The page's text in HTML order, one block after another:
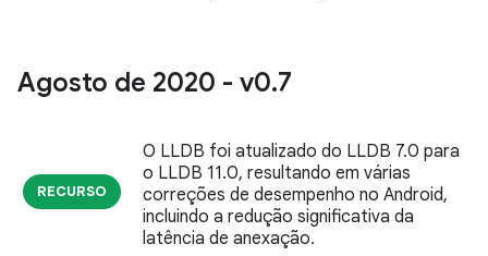
Agosto de 2020 - v0.7
RECURSO
O LLDB foi atualizado do LLDB 7.0 para
o LLDB 11.0, resultando em várias
correções de desempenho no Android,
incluindo a redução significativa da
latência de anexação.